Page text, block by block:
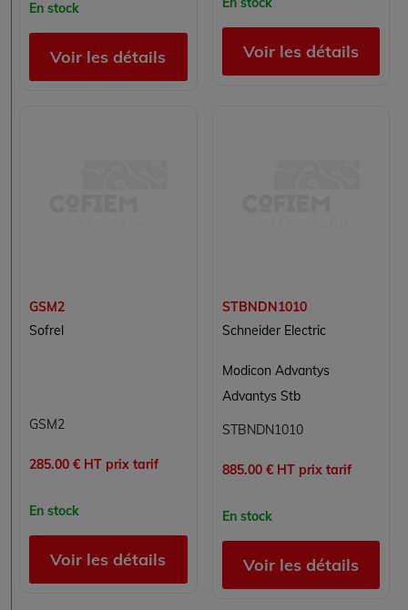
En stock
Voir les détails Voir les détails
GSM2
Sofrel
GSM2
285.00 € HT prix tarif
En stock
Voir les détails
STBNDN1010
Schneider Electric
Modicon Advantys
Advantys Stb
STBNDN1010
885.00 € HT prix tarif
En stock
Voir les détails